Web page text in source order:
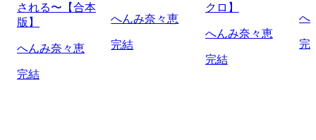
される〜【合本
版】
へんみ奈々恵
完結
へんみ奈々恵
完結
クロ】
へんみ奈々恵
完結
へ
完